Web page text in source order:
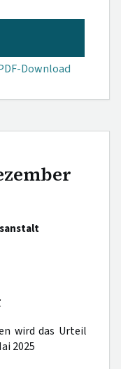
Download
wird das Urteil
2025